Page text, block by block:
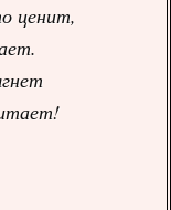
ценит,